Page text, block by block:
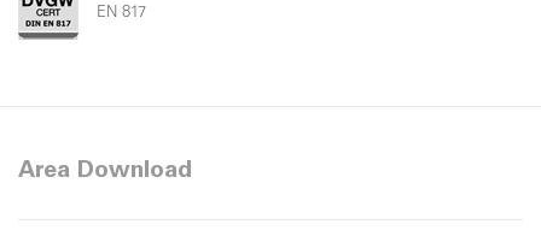
EN 817
Area Download